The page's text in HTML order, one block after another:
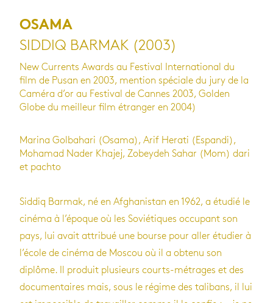
OSAMA
SIDDIQ BARMAK (2003)
New Currents Awards au Festival International du
film de Pusan en 2003, mention spéciale du jury de la
Caméra d’or au Festival de Cannes 2003, Golden
Globe du meilleur film étranger en 2004)
Marina Golbahari (Osama), Arif Herati (Espandi),
Mohamad Nader Khajej, Zobeydeh Sahar (Mom) dari
et pachto
Siddiq Barmak, né en Afghanistan en 1962, a étudié le
cinéma à l’époque où les Soviétiques occupant son
pays, lui avait attribué une bourse pour aller étudier à
l’école de cinéma de Moscou où il a obtenu son
diplôme. Il produit plusieurs courts-métrages et des
documentaires mais, sous le régime des talibans, il lui